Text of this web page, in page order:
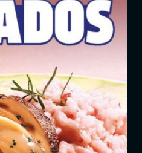
Revistas
Notícias
Entrar